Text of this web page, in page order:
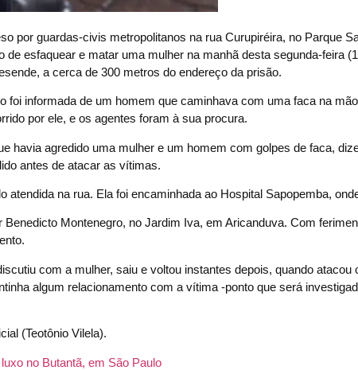
por guardas-civis metropolitanos na rua Curupiréira, no Parque
de esfaquear e matar uma mulher na manhã desta segunda-feira
a cerca de 300 metros do endereço da prisão.
foi informada de um homem que caminhava com uma faca na
por ele, e os agentes foram à sua procura.
havia agredido uma mulher e um homem com golpes de faca,
antes de atacar as vítimas.
atendida na rua. Ela foi encaminhada ao Hospital Sapopemba,
Montenegro, no Jardim Iva, em Aricanduva. Com
com a mulher, saiu e voltou instantes depois, quando atacou
algum relacionamento com a vítima -ponto que será
(Teotônio Vilela).
no Butantã, em São Paulo